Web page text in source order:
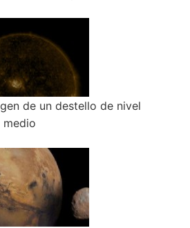
de un destello de nivel
medio